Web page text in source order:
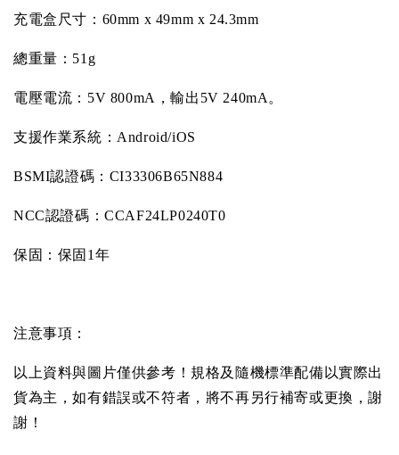
充電盒尺寸： 60mm x 49mm x 24.3mm
總重量： 51g
電壓電流： 5V 800mA ，輸出 5V 240mA 。
支援作業系統： Android/iOS
BSMI認證碼： CI33306B65N884
NCC認證碼：CCAF24LP0240T0
保固：保固 1 年
注意事項：
以上資料與圖片僅供參考！規格及隨機標準配備以實際出
貨為主，如有錯誤或不符者，將不再另行補寄或更換，謝
謝！